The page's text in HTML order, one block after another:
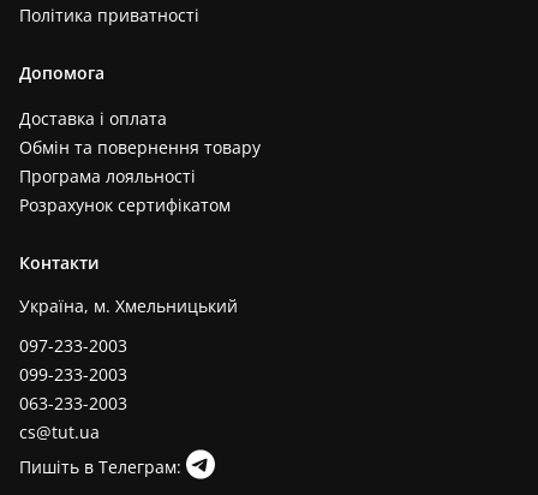
Політика приватності
Допомога
Доставка і оплата
Обмін та повернення товару
Програма лояльності
Розрахунок сертифікатом
Контакти
Україна, м. Хмельницький
097-233-2003
099-233-2003
063-233-2003
cs@tut.ua
Пишіть в Телеграм: